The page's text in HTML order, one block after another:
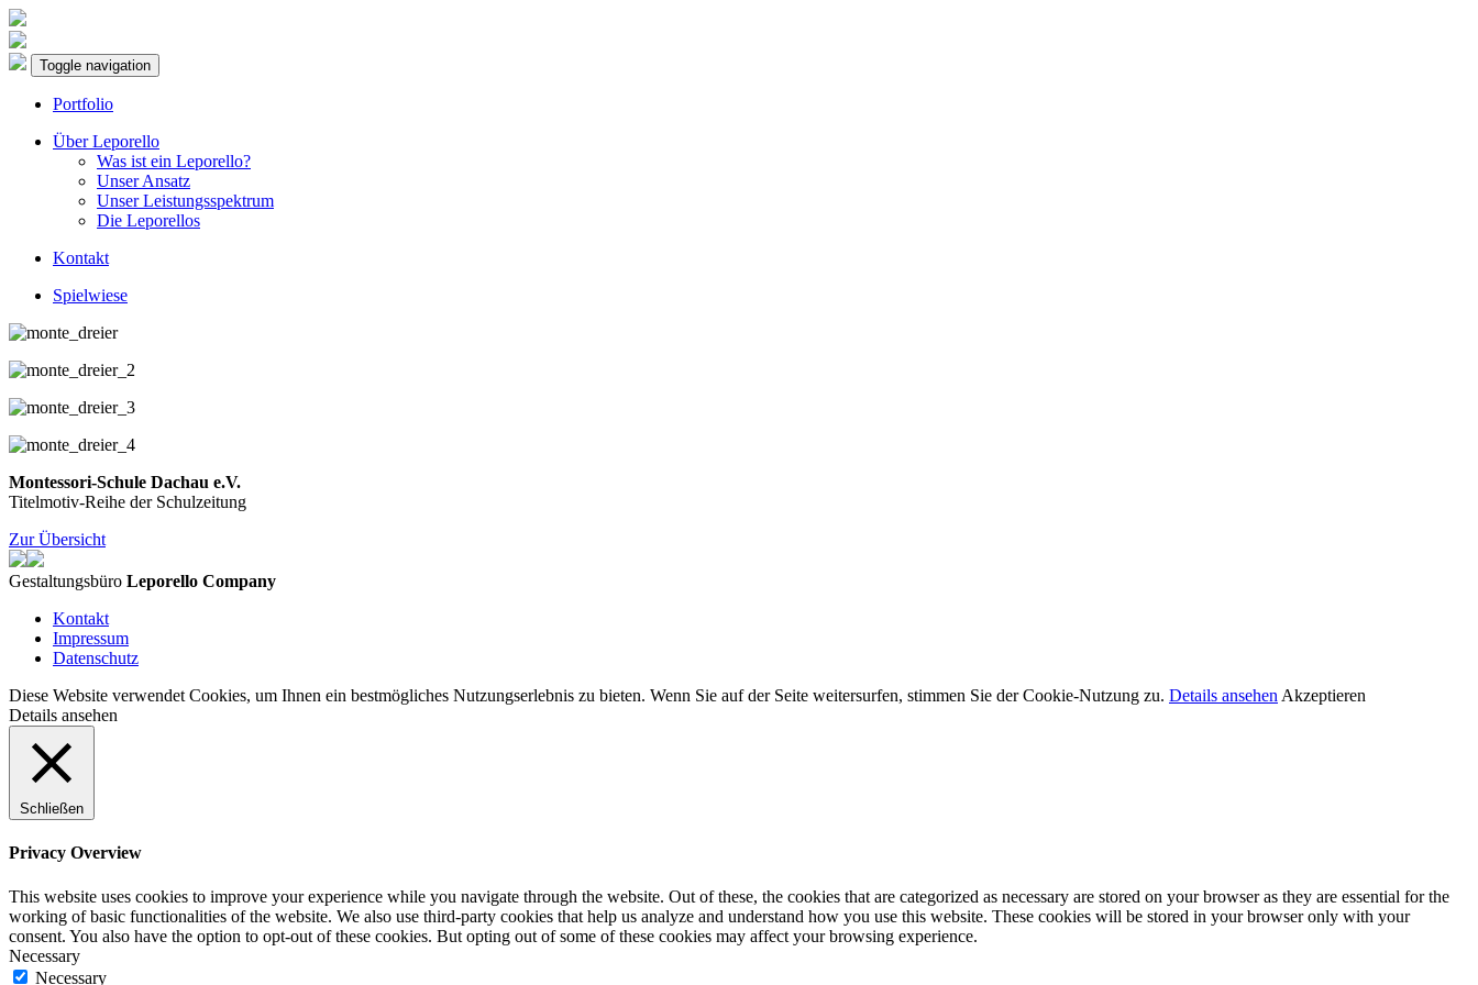
Toggle navigation
Portfolio
Über Leporello
Was ist ein Leporello?
Unser Ansatz
Unser Leistungsspektrum
Die Leporellos
Kontakt
Spielwiese
Montessori-Schule Dachau e.V.
Titelmotiv-Reihe der Schulzeitung
Zur Übersicht
Gestaltungsbüro Leporello Company
Kontakt
Impressum
Datenschutz
Diese Website verwendet Cookies, um Ihnen ein bestmögliches Nutzungserlebnis zu bieten. Wenn Sie auf der Seite weitersurfen, stimmen Sie der Cookie-Nutzung zu. Details ansehen Akzeptieren
Details ansehen
Schließen
Privacy Overview
This website uses cookies to improve your experience while you navigate through the website. Out of these, the cookies that are categorized as necessary are stored on your browser as they are essential for the
working of basic functionalities of the website. We also use third-party cookies that help us analyze and understand how you use this website. These cookies will be stored in your browser only with your
consent. You also have the option to opt-out of these cookies. But opting out of some of these cookies may affect your browsing experience.
Necessary
Necessary